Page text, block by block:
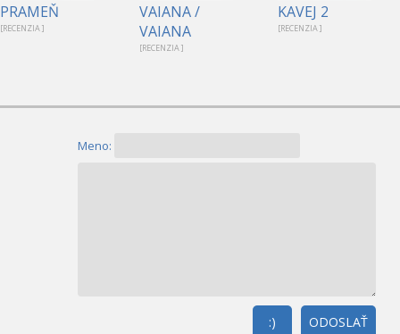
PRAMEŇ
[RECENZIA ]
VAIANA /
VAIANA
[RECENZIA ]
KAVEJ 2
[RECENZIA ]
Meno:
ODOSLAŤ
:)